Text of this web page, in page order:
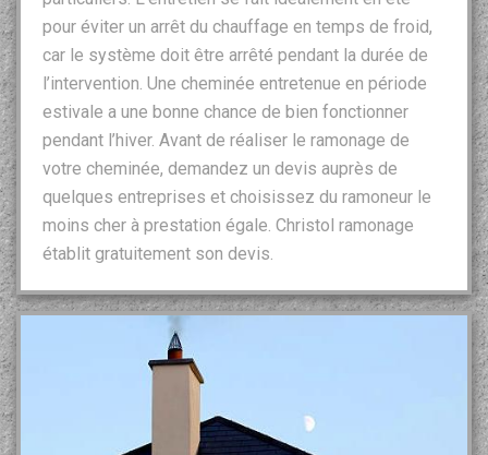
pour éviter un arrêt du chauffage en temps de froid,
car le système doit être arrêté pendant la durée de
l’intervention. Une cheminée entretenue en période
estivale a une bonne chance de bien fonctionner
pendant l’hiver. Avant de réaliser le ramonage de
votre cheminée, demandez un devis auprès de
quelques entreprises et choisissez du ramoneur le
moins cher à prestation égale. Christol ramonage
établit gratuitement son devis.